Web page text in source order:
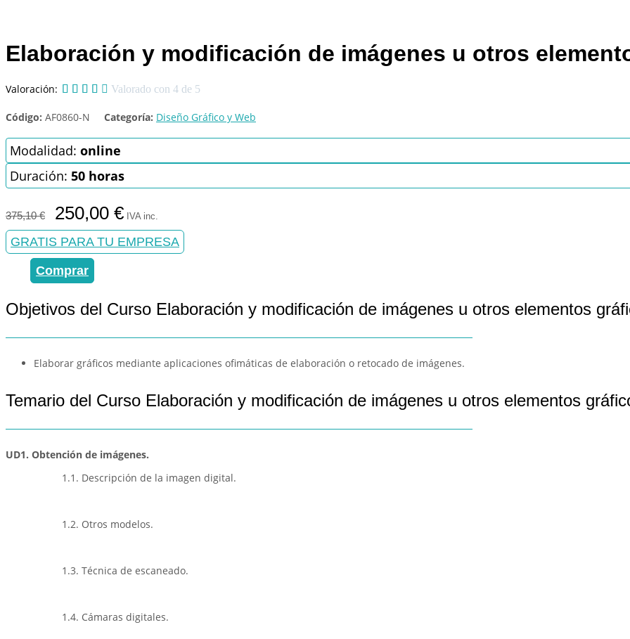
Elaboración y modificación de imágenes u otros
Valoración:      Valorado con 4 de 5
Código: AF0860-N Categoría: Diseño Gráfico y Web
Modalidad: online
Duración: 50 horas
375,10€
El
precio
original
era:
375,10 €.
250,00 €El
precio
actual
es:
250,00 €.
IVA inc.
GRATIS PARA TU EMPRESA
Comprar
Objetivos del Curso Elaboración y modificación de imágenes u otros elementos
Elaborar gráficos mediante aplicaciones ofimáticas de elaboración o retocado de imágenes.
Temario del Curso Elaboración y modificación de imágenes u otros elementos
UD1. Obtención de imágenes.
1.1. Descripción de la imagen digital.
1.2. Otros modelos.
1.3. Técnica de escaneado.
1.4. Cámaras digitales.